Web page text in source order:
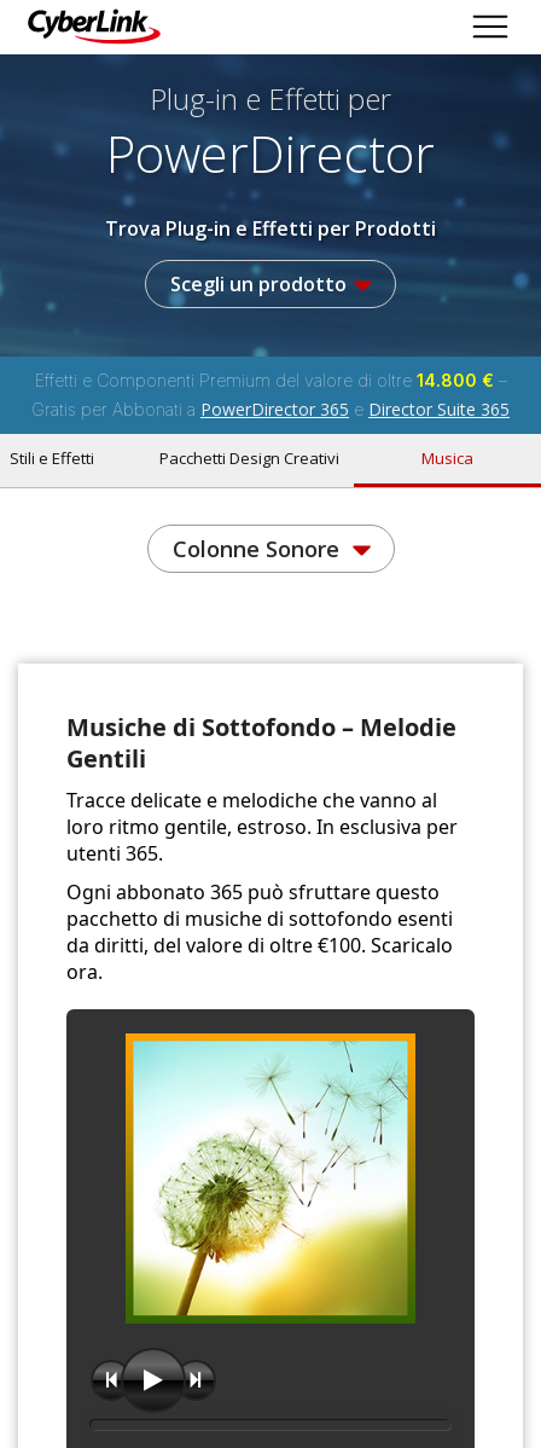
Plug-in e Effetti per
PowerDirector
Trova Plug-in e Effetti per Prodotti
Scegli un prodotto
Effetti e Componenti Premium del valore di oltre 14.800 € –
Gratis per Abbonati a PowerDirector 365 e Director Suite 365
Stili e Effetti Pacchetti Design Creativi Musica
Colonne Sonore
Musiche di Sottofondo – Melodie
Gentili
Tracce delicate e melodiche che vanno al
loro ritmo gentile, estroso. In esclusiva per
utenti 365.
Ogni abbonato 365 può sfruttare questo
pacchetto di musiche di sottofondo esenti
da diritti, del valore di oltre €100. Scaricalo
ora.